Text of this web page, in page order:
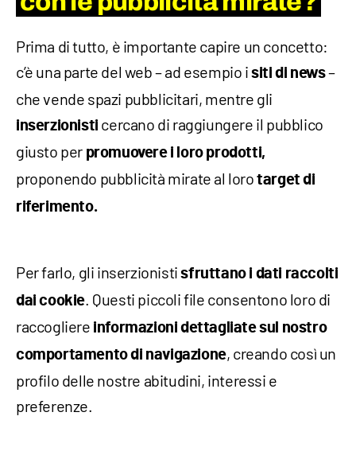
Prima di tutto, è importante capire un concetto:
c’è una parte del web – ad esempio i siti di news–
che vende spazi pubblicitari, mentre gli
inserzionisti cercano di raggiungere il pubblico
giusto per promuovere i loro prodotti,
proponendo pubblicità mirate al lorotarget di
riferimento.
Per farlo, gli inserzionistisfruttano i dati raccolti
dai cookie . Questi piccoli file consentono loro di
raccogliere informazioni dettagliate sul nostro
comportamento di navigazione, creando così un
profilo delle nostre abitudini, interessi e
preferenze.